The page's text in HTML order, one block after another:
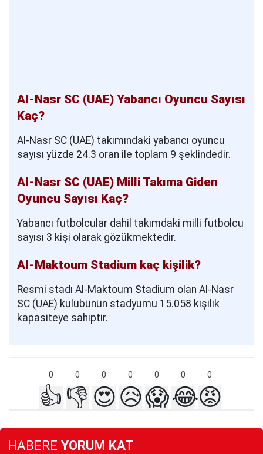
Al-Nasr SC (UAE) Yabancı Oyuncu Sayısı
Kaç?
Al-Nasr SC (UAE) takımındaki yabancı oyuncu
sayısı yüzde 24.3 oran ile toplam 9 şeklindedir.
Al-Nasr SC (UAE) Milli Takıma Giden
Oyuncu Sayısı Kaç?
Yabancı futbolcular dahil takımdaki milli futbolcu
sayısı 3 kişi olarak gözükmektedir.
Al-Maktoum Stadium kaç kişilik?
Resmi stadı Al-Maktoum Stadium olan Al-Nasr
SC (UAE) kulübünün stadyumu 15.058 kişilik
kapasiteye sahiptir.
0 0 0 0 0 0 0
👍 👎 😍😥😱😂😡
HABERE YORUM KAT